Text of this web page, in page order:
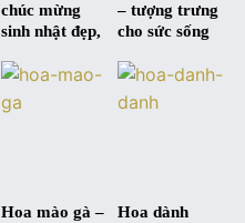
chúc mừng
sinh nhật đẹp,
và siêu bựa :D
– tượng trưng
cho sức sống
tấm lòng cao
đẹp
Hoa mào gà –
Hoa dành